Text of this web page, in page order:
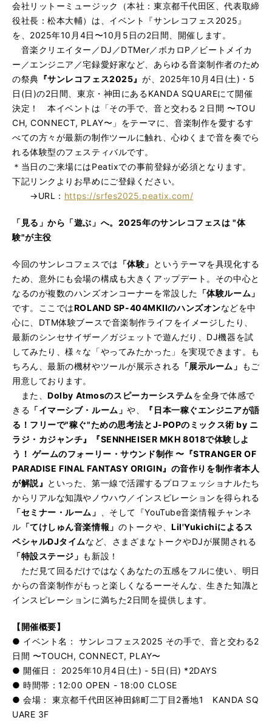
会社リットーミュージック（本社：東京都千代田区、代表取締
役社長：松本大輔）は、イベント『サンレコフェス2025』
を、2025年10月4日〜10月5日の2日間、開催します。
音楽クリエイター／DJ／DTMer／ボカロP／ビートメイカ
ー／エンジニア／宅録愛好家など、あらゆる音楽制作者のため
の祭典 『サンレコフェス2025』 が、2025年10月4日(土)・5
日(日)の2日間、東京・神田にあるKANDA SQUAREにて開催
決定！ 本イベントは「その手で、音と交わる２日間 〜TOU
CH, CONNECT, PLAY〜」をテーマに、音楽制作を愛するす
べての方々が最新の制作ツールに触れ、心ゆくまで音を奏でら
れる体験型のフェスティバルです。
＊当日のご来場にはPeatixでの事前登録が必須となります。
下記リンクよりお早めにご登録ください。
→URL： https://srfes2025.peatix.com/
「見る」から「遊ぶ」へ。2025年のサンレコフェスは "体
験"が主役
今回のサンレコフェスでは 「体験」 というテーマを具現化する
ため、意外にも会場の構成も大きくアップデート。その中心と
なるのが複数のハンズオンコーナーを常設した 「体験ルーム」
です。ここではROLAND SP-404MKIIのハンズオンなどを中
心に、DTM体験ブースで音楽制作ライフをイメージしたり、
最新のシンセサイザー／ガジェットで遊んだり、DJ機器を試
してみたり、様々な「やってみたかった」を実現できます。も
ちろん、最新の機材やツールが展示される 「展示ルーム」 もご
用意しております。
また、Dolby Atmosのスピーカーシステムを全身で体感で
きる 「イマーシブ・ルーム」や、
『日本一稼ぐエンジニアが語
る！フリーで"稼ぐ"ための思考法とJ-POPのミックス術 by ニ
ラジ・カジャンチ』
『SENNHEISER MKH 8018で体験しよ
う！ ゲームのフォーリー・サウンド制作 〜『STRANGER OF
PARADISE FINAL FANTASY ORIGIN』の音作りを制作者本人
が解説』 といった、第一線で活躍するプロフェッショナルたち
からリアルな知識やノウハウ／インスピレーションを得られる
「セミナー・ルーム」
、そして『YouTube音楽情報チャンネ
ル 「てけしゅん音楽情報」 のトークや、Lil'Yukichiによるス
ペシャルDJタイムなど、さまざまなトークやDJが展開される
「特設ステージ」 も新設！
ただ見て回るだけではなくあなたの五感をフルに使い、明日
からの音楽制作がもっと楽しくなるーーそんな、生きた知識と
インスピレーションに満ちた2日間を提供します。
【開催概要】
● イベント名： サンレコフェス2025 その手で、音と交わる2
日間 〜TOUCH, CONNECT, PLAY〜
● 開催日： 2025年10月4日(土) - 5日(日) *2DAYS
● 時間帯：12:00 OPEN - 18:00 CLOSE
● 会場： 東京都千代田区神田錦町二丁目2番地1 KANDA SQ
UARE 3F